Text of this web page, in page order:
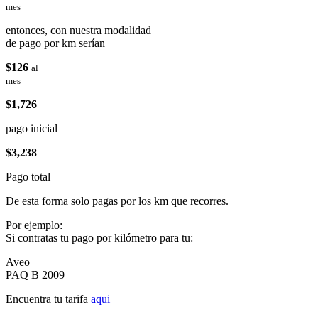
mes
entonces, con nuestra modalidad
de pago por km serían
$126 al
mes
$1,726
pago inicial
$3,238
Pago total
De esta forma solo pagas por los km que recorres.
Por ejemplo:
Si contratas tu pago por kilómetro para tu:
Aveo
PAQ B 2009
Encuentra tu tarifa aqui